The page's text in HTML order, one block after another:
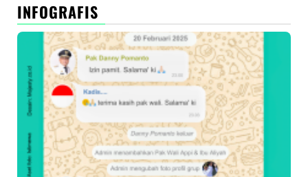
INFOGRAFIS